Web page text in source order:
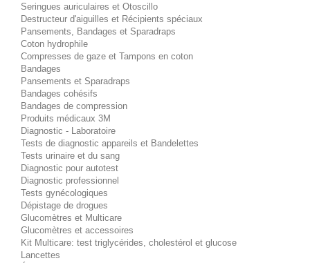
Seringues auriculaires et Otoscillo
Destructeur d'aiguilles et Récipients spéciaux
Pansements, Bandages et Sparadraps
Coton hydrophile
Compresses de gaze et Tampons en coton
Bandages
Pansements et Sparadraps
Bandages cohésifs
Bandages de compression
Produits médicaux 3M
Diagnostic - Laboratoire
Tests de diagnostic appareils et Bandelettes
Tests urinaire et du sang
Diagnostic pour autotest
Diagnostic professionnel
Tests gynécologiques
Dépistage de drogues
Glucomètres et Multicare
Glucomètres et accessoires
Kit Multicare: test triglycérides, cholestérol et glucose
Lancettes